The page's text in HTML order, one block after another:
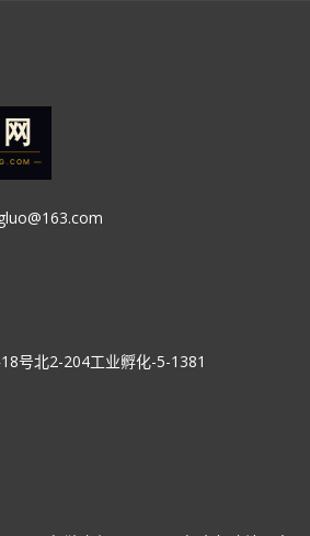
号北2-204工业孵化-5-1381